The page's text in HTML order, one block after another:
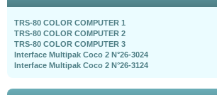
TRS-80 COLOR COMPUTER 1
TRS-80 COLOR COMPUTER 2
TRS-80 COLOR COMPUTER 3
Interface Multipak Coco 2 N°26-3024
Interface Multipak Coco 2 N°26-3124